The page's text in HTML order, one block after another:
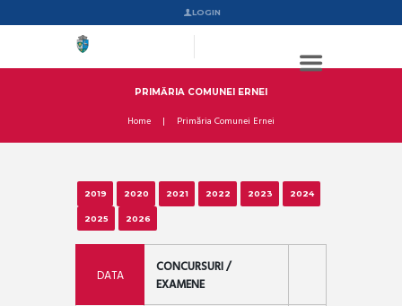
LOGIN
PRIMĂRIA COMUNEI ERNEI
Home Primăria Comunei Ernei
2019 2020 2021 2022 2023 2024
2025 2026
DATA
CONCURSURI /
EXAMENE